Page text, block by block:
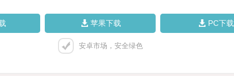
苹果下载 PC下载
安卓市场，安全绿色